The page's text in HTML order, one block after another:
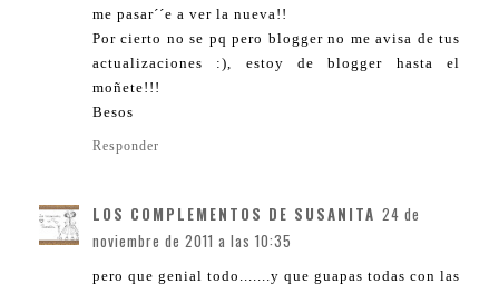
me pasar´´e a ver la nueva!!
Por cierto no se pq pero blogger no me avisa de tus
actualizaciones :), estoy de blogger hasta el
moñete!!!
Besos
Responder
LOS COMPLEMENTOS DE SUSANITA 24 de
noviembre de 2011 a las 10:35
pero que genial todo.......y que guapas todas con las